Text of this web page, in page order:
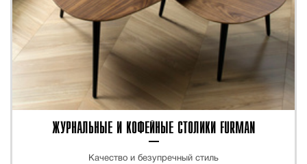
ЖУРНАЛЬНЫЕ И КОФЕЙНЫЕ СТОЛИКИ FURMAN
Качество и безупречный стиль